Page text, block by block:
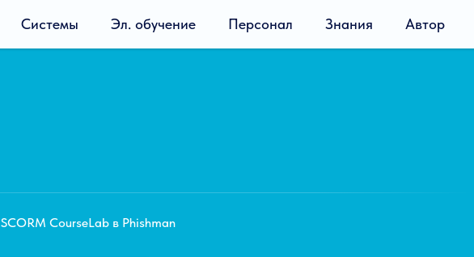
Системы Эл. обучение Персонал Знания Автор
SCORM CourseLab в Phishman